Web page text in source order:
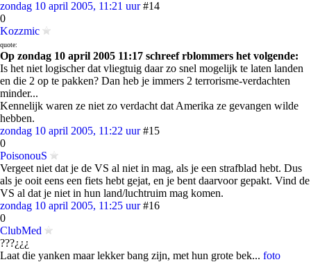
zondag 10 april 2005, 11:21 uur #14
0
Kozzmic
quote:
Op zondag 10 april 2005 11:17 schreef rblommers het volgende:
Is het niet logischer dat vliegtuig daar zo snel mogelijk te laten landen
en die 2 op te pakken? Dan heb je immers 2 terrorisme-verdachten
minder...
Kennelijk waren ze niet zo verdacht dat Amerika ze gevangen wilde
hebben.
zondag 10 april 2005, 11:22 uur #15
0
PoisonouS
Vergeet niet dat je de VS al niet in mag, als je een strafblad hebt. Dus
als je ooit eens een fiets hebt gejat, en je bent daarvoor gepakt. Vind de
VS al dat je niet in hun land/luchtruim mag komen.
zondag 10 april 2005, 11:25 uur #16
0
ClubMed
???¿¿¿
Laat die yanken maar lekker bang zijn, met hun grote bek... foto